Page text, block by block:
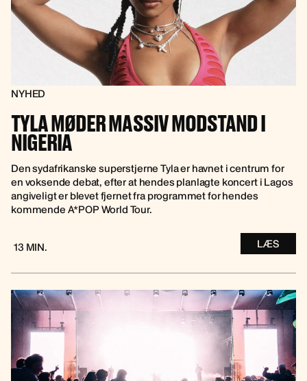
NYHED
TYLA MØDER MASSIV MODSTAND I
NIGERIA
Den sydafrikanske superstjerne Tyla er havnet i centrum for
en voksende debat, efter at hendes planlagte koncert i Lagos
angiveligt er blevet fjernet fra programmet for hendes
kommende A*POP World Tour.
13 MIN. LÆS